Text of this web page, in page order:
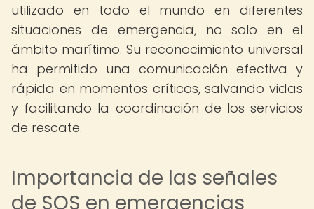
utilizado en todo el mundo en diferentes
situaciones de emergencia, no solo en el
ámbito marítimo. Su reconocimiento universal
ha permitido una comunicación efectiva y
rápida en momentos críticos, salvando vidas
y facilitando la coordinación de los servicios
de rescate.
Importancia de las señales
de SOS en emergencias